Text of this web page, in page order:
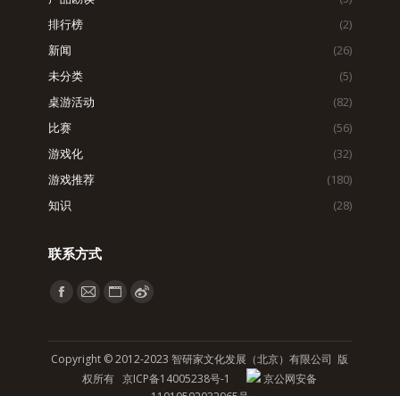
排行榜
(2)
新闻
(26)
未分类
(5)
桌游活动
(82)
比赛
(56)
游戏化
(32)
游戏推荐
(180)
知识
(28)
联系方式
找到我们：
Facebook
Mail
in
Website
in
Weibo
in
Copyright © 2012-2023 智研家文化发展（北京）有限公司 版
权所有京ICP备14005238号-1
京公网安备